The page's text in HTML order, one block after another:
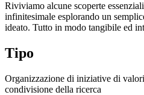
Riviviamo alcune scoperte
infinitesimale esplorando un
ideato. Tutto in modo tangibile ed
Tipo
Organizzazione di iniziative di
condivisione della ricerca